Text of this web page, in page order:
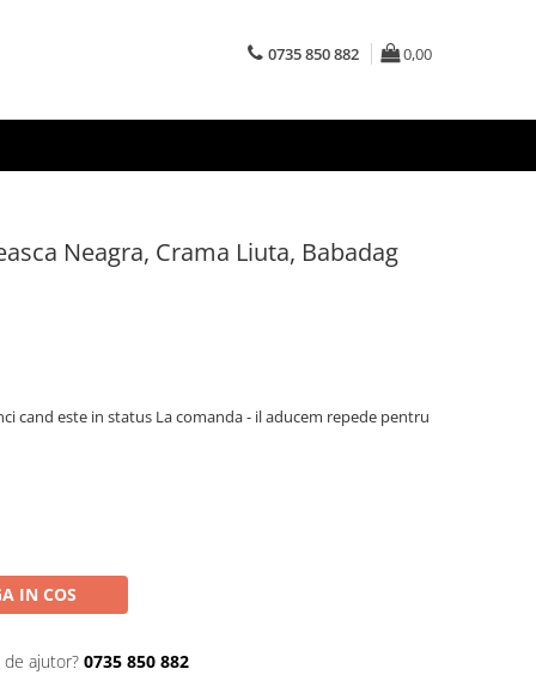
0735 850 882 0,00
Neagra, Crama Liuta, Babadag
cand este in status La comanda - il aducem repede pentru
IN COS
de ajutor? 0735 850 882